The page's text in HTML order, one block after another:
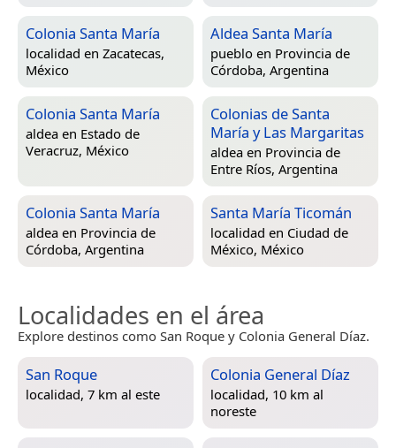
Colonia Santa María
localidad en Zacatecas,
México
Aldea Santa María
pueblo en Provincia de
Córdoba, Argentina
Colonia Santa María
aldea en Estado de
Veracruz, México
Colonias de Santa
María y Las Margaritas
aldea en Provincia de
Entre Ríos, Argentina
Colonia Santa María
aldea en Provincia de
Córdoba, Argentina
Santa María Ticomán
localidad en Ciudad de
México, México
Localidades en el área
Explore destinos como San Roque y Colonia General Díaz.
San Roque
localidad, 7 km al este
Colonia General Díaz
localidad, 10 km al
noreste